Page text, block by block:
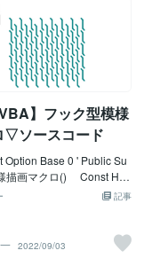
Single, sngMin(1) As Si
As Variant, lngCol(1)
ジエデータ varBezi =
24#, 16.2, 28.2, 12.3,
33.6, 2.1, 35.25, -4.
35.55, -16.35, _
】フック型模様
▽ソースコード
Option Base 0 ' Public Su
描画マクロ() Const HO
100 '描画開始位
HOO
5 'ポリライン倍率
= HOOKPMAG
記事
2022/09/03